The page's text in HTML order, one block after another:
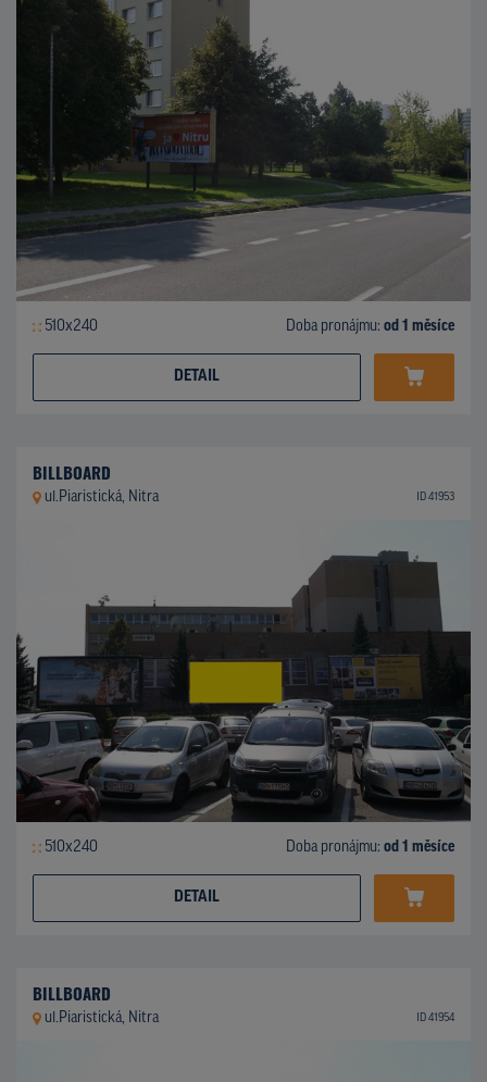
510x240 Doba pronájmu: od 1 měsíce
DETAIL
BILLBOARD
ul.Piaristická, Nitra ID 41953
510x240 Doba pronájmu: od 1 měsíce
DETAIL
BILLBOARD
ul.Piaristická, Nitra ID 41954